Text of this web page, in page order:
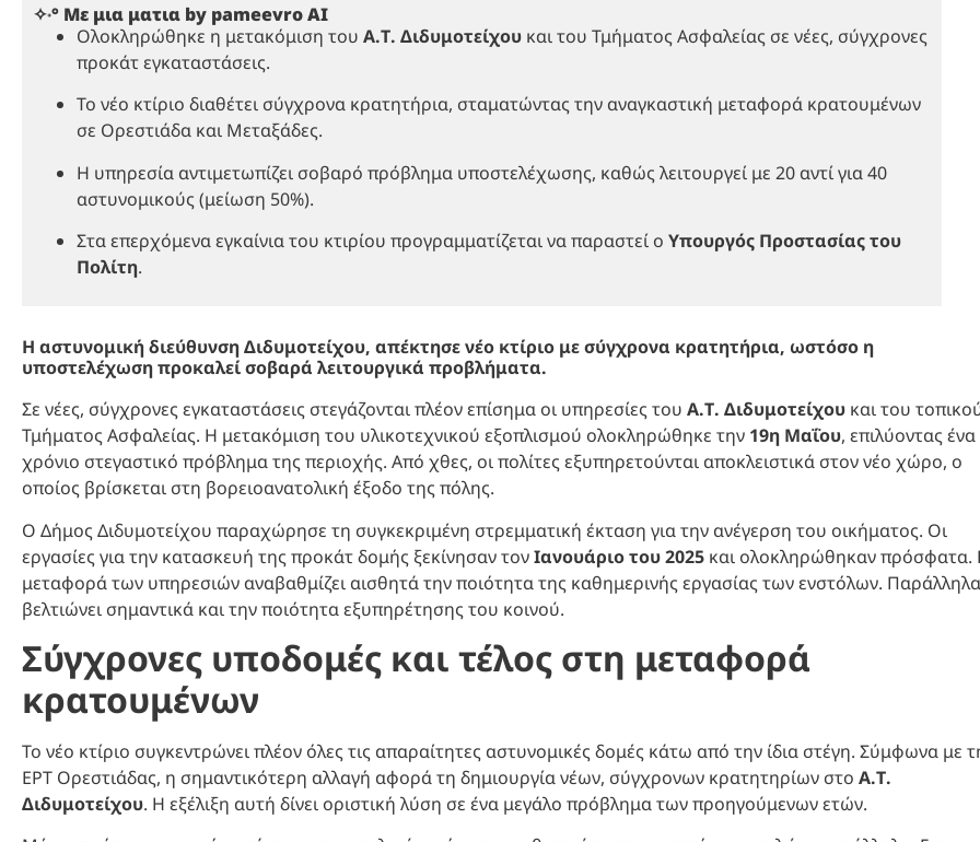
✧˖° Με μια ματια by pameevro AI
Ολοκληρώθηκε η μετακόμιση του Α.Τ. Διδυμοτείχου και του Τμήματος Ασφαλείας σε νέες, σύγχρονες
προκάτ εγκαταστάσεις.
Το νέο κτίριο διαθέτει σύγχρονα κρατητήρια, σταματώντας την αναγκαστική μεταφορά κρατουμένων
σε Ορεστιάδα και Μεταξάδες.
Η υπηρεσία αντιμετωπίζει σοβαρό πρόβλημα υποστελέχωσης, καθώς λειτουργεί με 20 αντί για 40
αστυνομικούς (μείωση 50%).
Στα επερχόμενα εγκαίνια του κτιρίου προγραμματίζεται να παραστεί ο Υπουργός Προστασίας του
Πολίτη.
Η αστυνομική διεύθυνση Διδυμοτείχου, απέκτησε νέο κτίριο με σύγχρονα κρατητήρια, ωστόσο η
υποστελέχωση προκαλεί σοβαρά λειτουργικά προβλήματα.
Σε νέες, σύγχρονες εγκαταστάσεις στεγάζονται πλέον επίσημα οι υπηρεσίες του Α.Τ. Διδυμοτείχου και του
Τμήματος Ασφαλείας. Η μετακόμιση του υλικοτεχνικού εξοπλισμού ολοκληρώθηκε την 19η Μαΐου, επιλύοντας ένα
χρόνιο στεγαστικό πρόβλημα της περιοχής. Από χθες, οι πολίτες εξυπηρετούνται αποκλειστικά στον νέο χώρο, ο
οποίος βρίσκεται στη βορειοανατολική έξοδο της πόλης.
Ο Δήμος Διδυμοτείχου παραχώρησε τη συγκεκριμένη στρεμματική έκταση για την ανέγερση του οικήματος. Οι
εργασίες για την κατασκευή της προκάτ δομής ξεκίνησαν τονΙανουάριο του 2025 και ολοκληρώθηκαν πρόσφατα.
μεταφορά των υπηρεσιών αναβαθμίζει αισθητά την ποιότητα της καθημερινής εργασίας των ενστόλων.
βελτιώνει σημαντικά και την ποιότητα εξυπηρέτησης του κοινού.
Σύγχρονες υποδομές και τέλος στη μεταφορά
κρατουμένων
Το νέο κτίριο συγκεντρώνει πλέον όλες τις απαραίτητες αστυνομικές δομές κάτω από την ίδια στέγη. Σύμφωνα με
ΕΡΤ Ορεστιάδας, η σημαντικότερη αλλαγή αφορά τη δημιουργία νέων, σύγχρονων κρατητηρίων στο Α.Τ.
Διδυμοτείχου. Η εξέλιξη αυτή δίνει οριστική λύση σε ένα μεγάλο πρόβλημα των προηγούμενων ετών.